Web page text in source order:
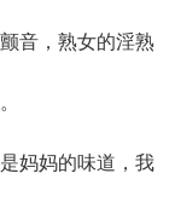
音，熟女的淫熟
妈妈的味道，我